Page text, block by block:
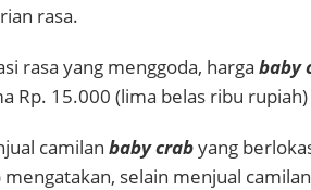
rasa.
rasa yang menggoda, harga baby
Rp. 15.000 (lima belas ribu
camilan baby crabyang
mengatakan, selain menjual